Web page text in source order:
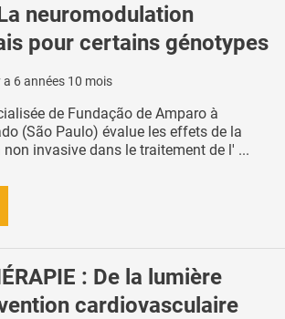
neuromodulation
pour certains génotypes
a 6 années 10 mois
de Fundação de Amparo à
(São Paulo) évalue les effets de la
invasive dans le traitement de l' ...
: De la lumière
cardiovasculaire